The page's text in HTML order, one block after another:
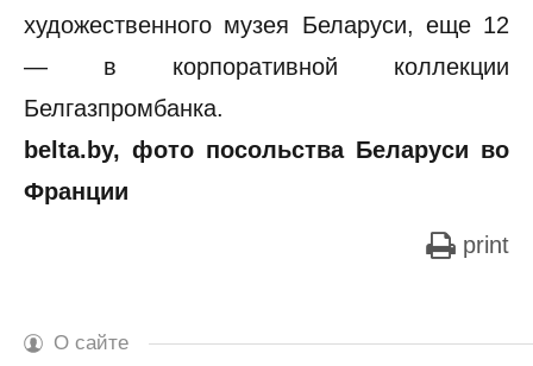
художественного музея Беларуси, еще 12
— в корпоративной коллекции
Белгазпромбанка.
belta.by, фото посольства Беларуси во
Франции
print
О сайте